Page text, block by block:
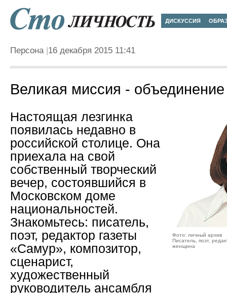
ДИСКУССИЯ
Персона 16 декабря 2015 11:41
Великая миссия -
Фото: личный архив
Писатель, поэт,
женщина
Настоящая лезгинка
появилась недавно в
российской столице. Она
приехала на свой
собственный творческий
вечер, состоявшийся в
Московском доме
национальностей.
Знакомьтесь: писатель,
поэт, редактор газеты
«Самур», композитор,
сценарист,
художественный
руководитель ансамбля